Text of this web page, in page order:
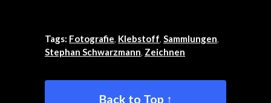
Tags: Fotografie, Klebstoff, Sammlungen,
Stephan Schwarzmann, Zeichnen
Back to Top ↑